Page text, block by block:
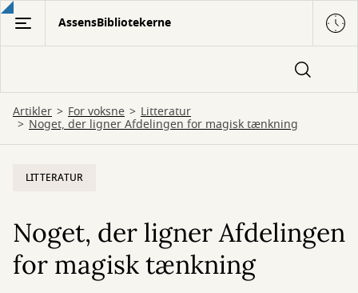
Gå
hovedindhold
AssensBibliotekerne
Artikler For voksne Litteratur
Noget, der ligner Afdelingen for magisk tænkning
LITTERATUR
Noget, der ligner Afdelingen
for magisk tænkning